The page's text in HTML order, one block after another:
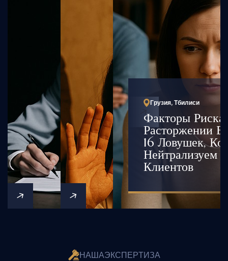
Грузия, Тбилиси
Факторы
Расторжении
16 Ловушек,
Нейтрализуем
Клиентов
НАШАЭКСПЕРТИЗА